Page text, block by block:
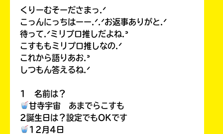
くりーむそーださまっ.ᐟ
こっんにっちはーー.ᐟ.ᐟお返事ありがと.ᐟ
待って.ᐟミリプロ推しだよね.ᐣ
こすももミリプロ推しなの.ᐟ
これから語りあお.ᐣ
しつもん答えるね.ᐟ
1 名前は？
甘寺宇宙 あまでらこすも
2誕生日は？設定でもOKです
12月4日